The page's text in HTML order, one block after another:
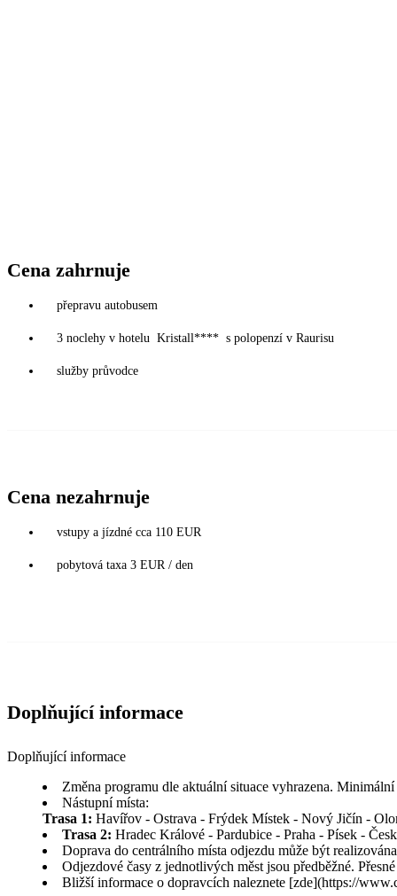
Cena zahrnuje
přepravu autobusem
3 noclehy v hotelu Kristall**** s polopenzí v Raurisu
služby průvodce
Cena nezahrnuje
vstupy a jízdné cca 110 EUR
pobytová taxa 3 EUR / den
Doplňující informace
Doplňující informace
Změna programu dle aktuální situace vyhrazena.
Nástupní místa:
Trasa 1: Havířov - Ostrava - Frýdek Místek - Nový Jičín -
Trasa 2: Hradec Králové - Pardubice - Praha - Písek -
Doprava do centrálního místa odjezdu může být
Odjezdové časy z jednotlivých měst jsou předběžné.
Bližší informace o dopravcích naleznete [zde](https://